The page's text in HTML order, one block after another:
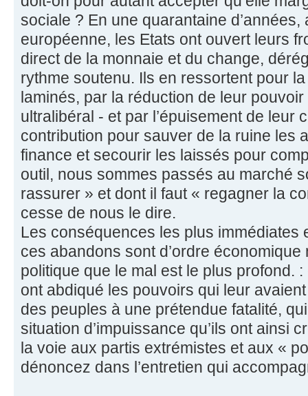
sociale ? En une quarantaine d’années,
européenne, les Etats ont ouvert leurs
direct de la monnaie et du change,
rythme soutenu. Ils en ressortent pour
laminés, par la réduction de leur
ultralibéral - et par l’épuisement de leur
contribution pour sauver de la ruine les
finance et secourir les laissés pour
outil, nous sommes passés au marché
rassurer » et dont il faut « regagner la
cesse de nous le dire.
Les conséquences les plus immédiates
ces abandons sont d’ordre économique
politique que le mal est le plus profond.
ont abdiqué les pouvoirs qui leur
des peuples à une prétendue fatalité,
situation d’impuissance qu’ils ont ainsi
la voie aux partis extrémistes et aux «
dénoncez dans l’entretien qui